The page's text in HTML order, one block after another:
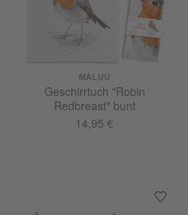
MALUU
Geschirrtuch "Robin
Redbreast" bunt
14,95 €